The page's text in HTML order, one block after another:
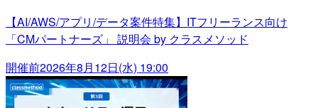
【AI/AWS/アプリ/データ案件特集】ITフリーランス向け
「CMパートナーズ」 説明会 by クラスメソッド
開催前2026年8月12日(水) 19:00